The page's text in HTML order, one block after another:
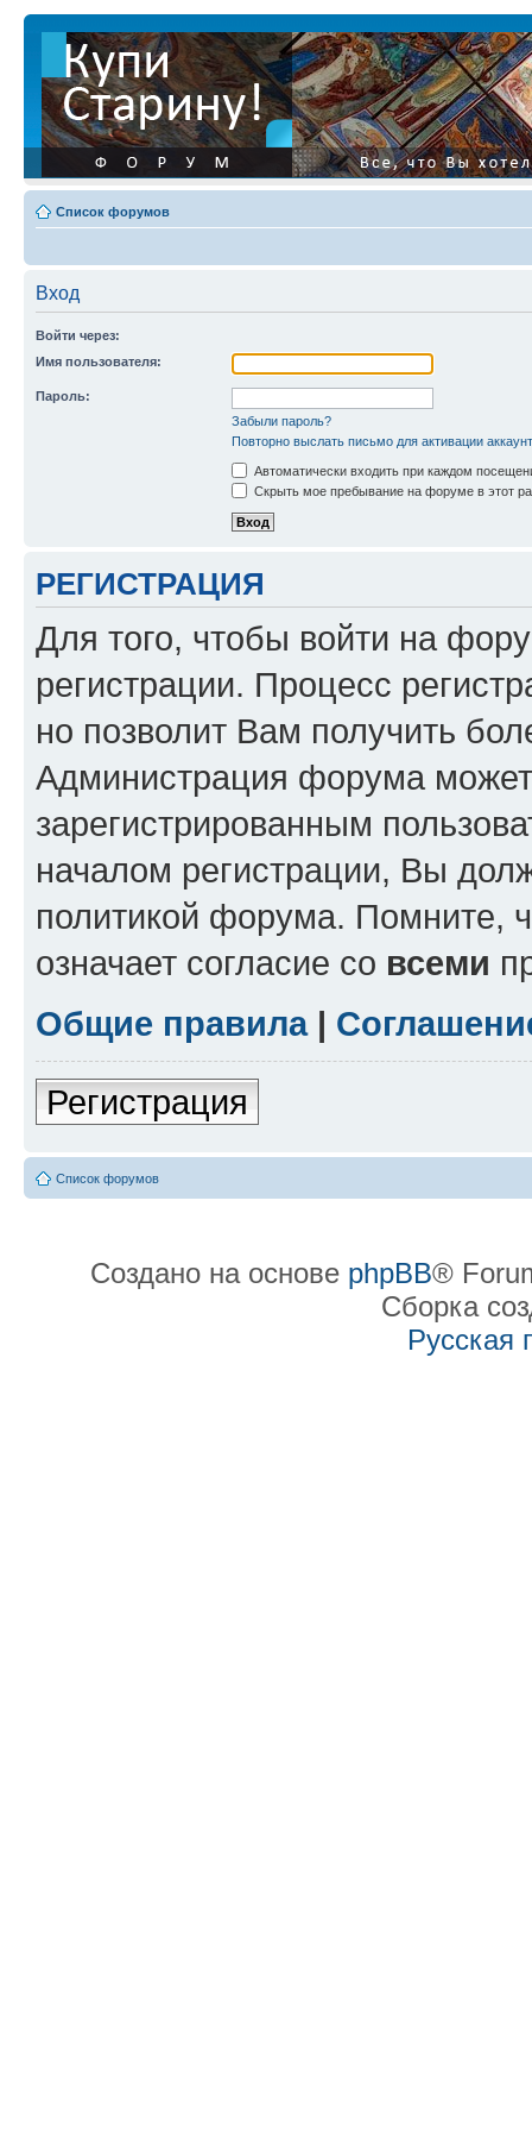
Список форумов
Вход
Войти через:
Имя пользователя:
Пароль:
Забыли пароль?
Повторно выслать письмо для активации
Автоматически входить при каждом
Скрыть мое пребывание на форуме в этот
РЕГИСТРАЦИЯ
Для того, чтобы войти на
регистрации. Процесс
но позволит Вам получить
Администрация форума может
зарегистрированным
началом регистрации, Вы
политикой форума. Помните,
означает согласие со всеми
Общие правила|
Регистрация
Список форумов
Создано на основе phpBB®
Сборка
Русская